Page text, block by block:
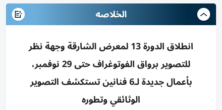
الخلاصه
انطلاق الدورة 13 لمعرض الشارقة وجهة نظر
للتصوير برواق الفوتوغراف حتى 29 نوفمبر،
بأعمال جديدة لـ6 فنانين تستكشف التصوير
الوثائقي وتطوره